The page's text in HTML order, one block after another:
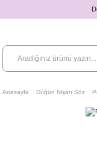
Anasayfa Düğün Nişan Söz